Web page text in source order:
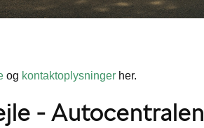
og kontaktoplysninger her.
- Autocentralen